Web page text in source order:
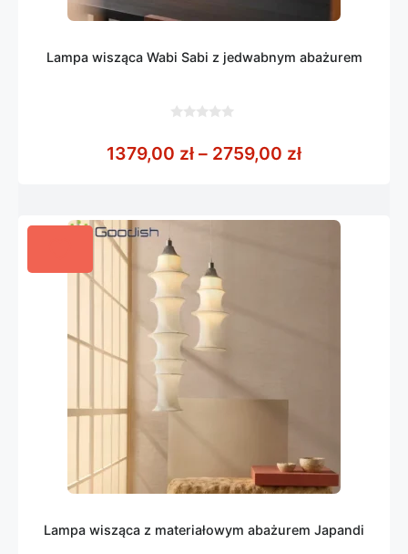
Lampa wisząca Wabi Sabi z jedwabnym abażurem
5
1379,00 zł – 2759,00 złZakres cen:
Lampa wisząca z materiałowym abażurem Japandi